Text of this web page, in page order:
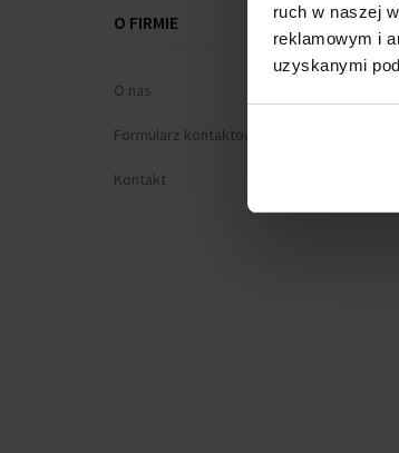
ruch w naszej
reklamowym i
uzyskanymi
O FIRMIE
O nas
Formularz kontaktowy
Kontakt